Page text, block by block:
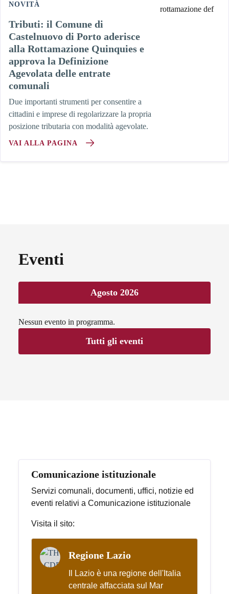
NOVITÀ
Tributi: il Comune di
Castelnuovo di Porto aderisce
alla Rottamazione Quinquies e
approva la Definizione
Agevolata delle entrate
comunali
Due importanti strumenti per consentire a
cittadini e imprese di regolarizzare la propria
posizione tributaria con modalità agevolate.
VAI ALLA PAGINA
Eventi
Agosto 2026
Nessun evento in programma.
Tutti gli eventi
Comunicazione istituzionale
Servizi comunali, documenti, uffici, notizie ed
eventi relativi a Comunicazione istituzionale
Visita il sito:
Regione Lazio
Il Lazio è una regione dell'Italia
centrale affacciata sul Mar